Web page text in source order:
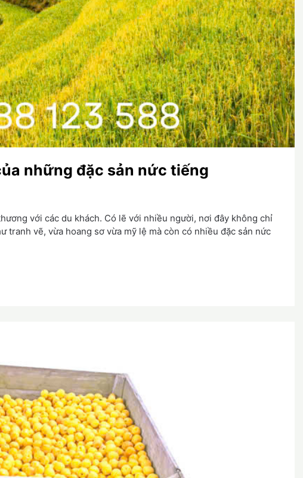
những đặc sản nức tiếng
với các du khách. Có lẽ với nhiều người, nơi đây không chỉ
tranh vẽ, vừa hoang sơ vừa mỹ lệ mà còn có nhiều đặc sản nức